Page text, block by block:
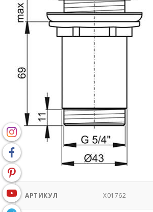
АРТИКУЛ X01762